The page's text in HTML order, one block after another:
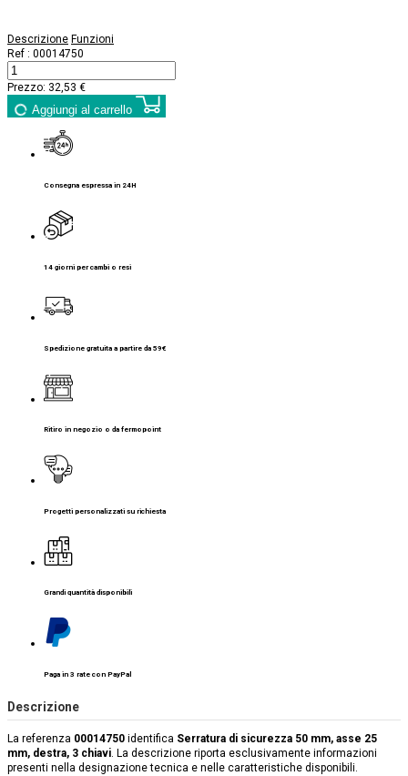
Descrizione Funzioni
Ref : 00014750
Prezzo: 32,53 €
Aggiungi al carrello
Consegna espressa in 24H
14 giorni per cambi o resi
Spedizione gratuita a partire da 59€
Ritiro in negozio o da fermopoint
Progetti personalizzati su richiesta
Grandi quantità disponibili
Paga in 3 rate con PayPal
Descrizione
La referenza 00014750 identifica Serratura di sicurezza 50 mm, asse 25
mm, destra, 3 chiavi. La descrizione riporta esclusivamente informazioni
presenti nella designazione tecnica e nelle caratteristiche disponibili.